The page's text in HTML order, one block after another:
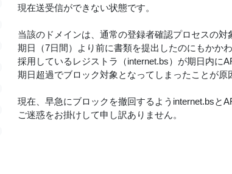
現在送受信ができない状態です。
当該のドメインは、通常の登録者確認プロセスの対
期日（7日間）より前に書類を提出したのにもかかわ
採用しているレジストラ（internet.bs）が期日内に
期日超過でブロック対象となってしまったことが原
現在、早急にブロックを撤回するようinternet.bsと
ご迷惑をお掛けして申し訳ありません。